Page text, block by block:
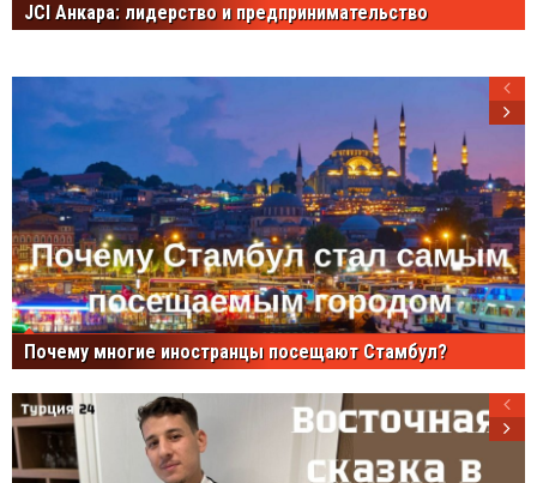
JCI Анкара: лидерство и предпринимательство
Почему многие иностранцы посещают Стамбул?